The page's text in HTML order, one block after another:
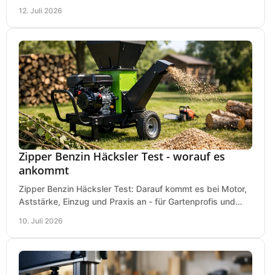
12. Juli 2026
Zipper Benzin Häcksler Test - worauf es
ankommt
Zipper Benzin Häcksler Test: Darauf kommt es bei Motor,
Aststärke, Einzug und Praxis an - für Gartenprofis und
10. Juli 2026